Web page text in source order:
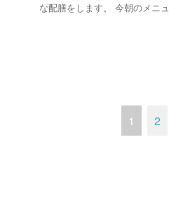
な配膳をします。 今朝のメニュ
1 2